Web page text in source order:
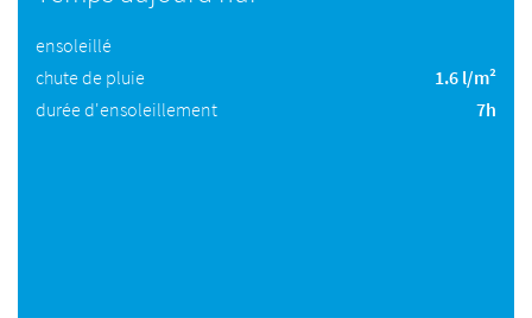
ensoleillé
chute de pluie
1.6 l/m²
durée d'ensoleillement
7h